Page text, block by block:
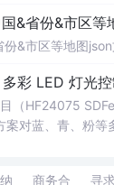
&省份&市区等
&市区等地图
彩 LED 灯光
案对蓝、青、粉
商务合 寻